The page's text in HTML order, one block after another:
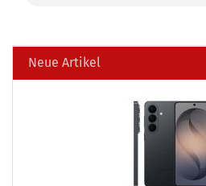
Neue Artikel